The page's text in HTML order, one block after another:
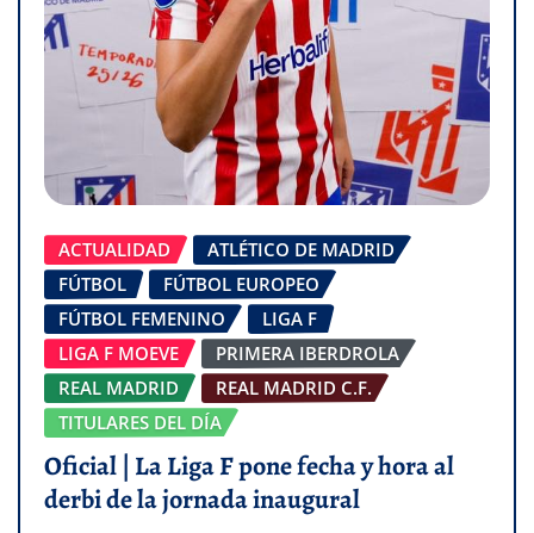
ACTUALIDAD
ATLÉTICO DE MADRID
FÚTBOL
FÚTBOL EUROPEO
FÚTBOL FEMENINO
LIGA F
LIGA F MOEVE
PRIMERA IBERDROLA
REAL MADRID
REAL MADRID C.F.
TITULARES DEL DÍA
Oficial | La Liga F pone fecha y hora al
derbi de la jornada inaugural